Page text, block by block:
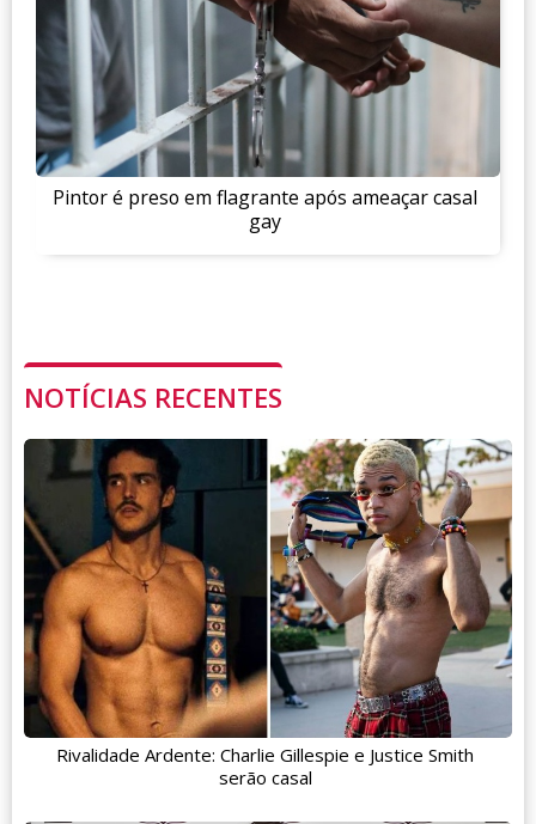
Pintor é preso em flagrante após ameaçar casal
gay
NOTÍCIAS RECENTES
Rivalidade Ardente: Charlie Gillespie e Justice Smith
serão casal